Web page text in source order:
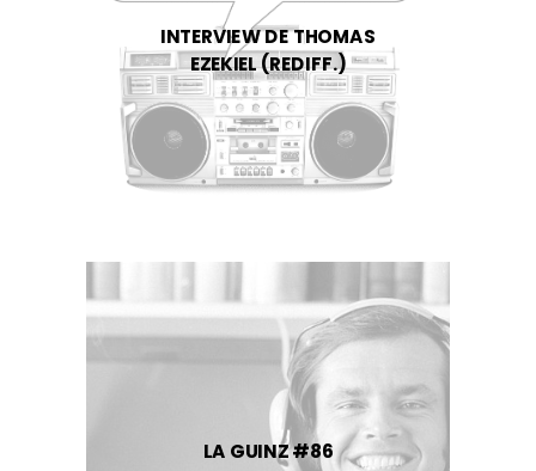
INTERVIEW DE THOMAS
EZEKIEL (REDIFF.)
LA GUINZ #86